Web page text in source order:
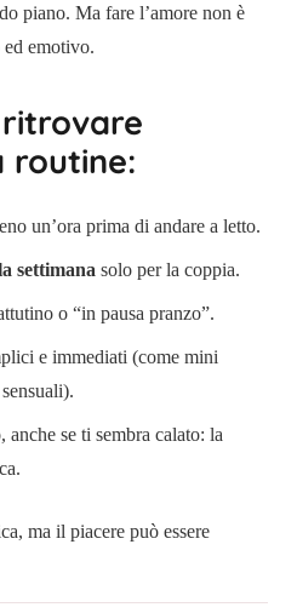
piano. Ma fare l’amore non è
emotivo.
routine:
un’ora prima di andare a letto.
settimana solo per la coppia.
o “in pausa pranzo”.
e immediati (come mini
anche se ti sembra calato: la
ma il piacere può essere